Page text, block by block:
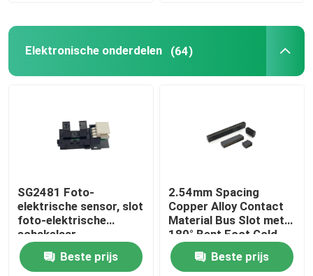
Elektronische onderdelen (64)
SG2481 Foto-
elektrische sensor, slot
foto-elektrische
schakelaar,
tegengestelde foto-
elektrische inductor,
Beste prijs
2.54mm Spacing
Copper Alloy Contact
Material Bus Slot met
180° Bent Foot Gold
Finger Socket
Beste prijs